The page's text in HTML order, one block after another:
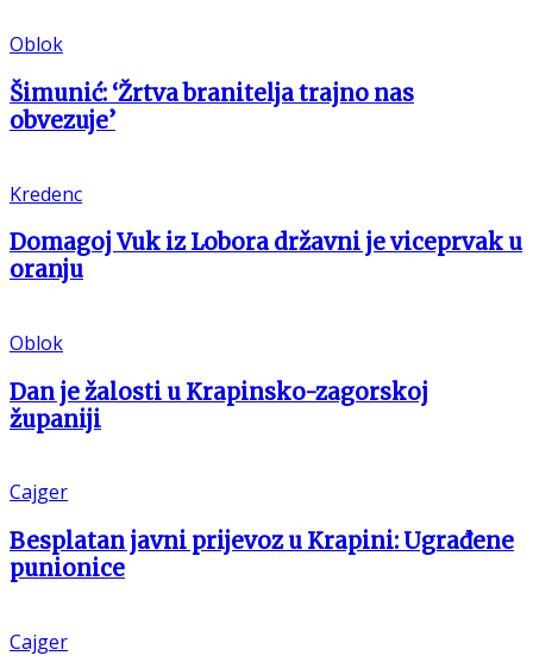
Oblok
Šimunić: ‘Žrtva branitelja trajno nas
obvezuje’
Kredenc
Domagoj Vuk iz Lobora državni je viceprvak u
oranju
Oblok
Dan je žalosti u Krapinsko-zagorskoj
županiji
Cajger
Besplatan javni prijevoz u Krapini: Ugrađene
punionice
Cajger